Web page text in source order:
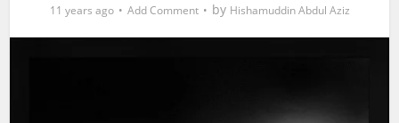
11 years ago Add Comment by Hishamuddin Abdul Aziz